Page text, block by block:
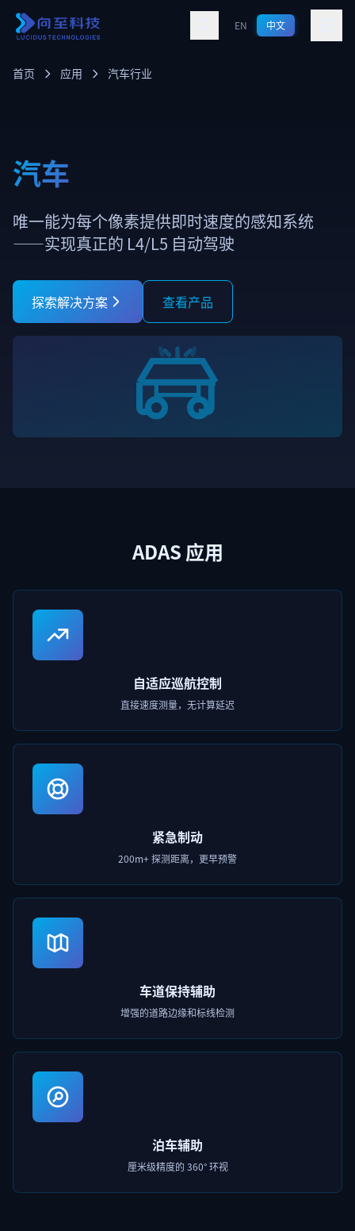
跳转到主要内容 EN 中文
首页 应用 汽车行业
汽车
唯一能为每个像素提供即时速度的感知系统
——实现真正的 L4/L5 自动驾驶
探索解决方案 查看产品
ADAS 应用
自适应巡航控制
直接速度测量，无计算延迟
紧急制动
200m+ 探测距离，更早预警
车道保持辅助
增强的道路边缘和标线检测
泊车辅助
厘米级精度的 360° 环视